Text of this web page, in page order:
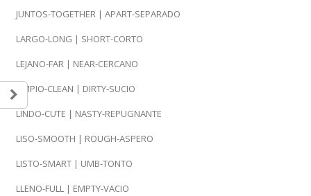
JUNTOS-TOGETHER | APART-SEPARADO
LARGO-LONG | SHORT-CORTO
LEJANO-FAR | NEAR-CERCANO
LIMPIO-CLEAN | DIRTY-SUCIO
LINDO-CUTE | NASTY-REPUGNANTE
LISO-SMOOTH | ROUGH-ASPERO
LISTO-SMART | UMB-TONTO
LLENO-FULL | EMPTY-VACIO